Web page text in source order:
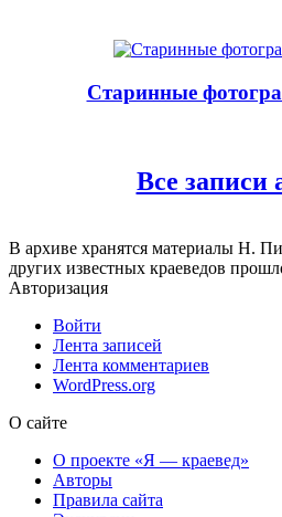
Старинные
Все записи
В архиве хранятся материалы Н.
других известных краеведов
Авторизация
Войти
Лента записей
Лента комментариев
WordPress.org
О сайте
О проекте «Я — краевед»
Авторы
Правила сайта